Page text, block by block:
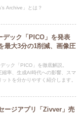
Archive」とは？
ック「PICO」を発表
大3分の1削減、画像圧
ック「PICO」を徹底解説。
率、生成AI時代への影響、スマ
トを分かりやすく紹介します。
ージアプリ「Zivver」売